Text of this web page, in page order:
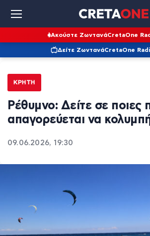
Ακούστε ΖωντανάCretaOne
Δείτε ΖωντανάCretaOne
ΚΡΉΤΗ
Ρέθυμνο: Δείτε σε ποιες
απαγορεύεται να
09.06.2026, 19:30